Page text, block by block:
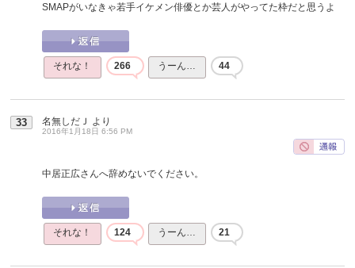
SMAPがいなきゃ若手イケメン俳優とか芸人がやってた枠だと思うよ
それな！ 266 うーん… 44
33 名無しだＪ より
2016年1月18日 6:56 PM
中居正広さんへ辞めないでください。
それな！ 124 うーん… 21